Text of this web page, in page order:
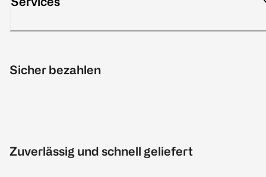
Sicher bezahlen
Zuverlässig und schnell geliefert